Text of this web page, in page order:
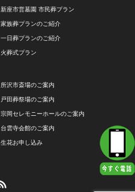
新座市営墓園 市民葬プラン
家族葬プランのご紹介
一日葬プランのご紹介
火葬式プラン
所沢市斎場のご案内
戸田葬祭場のご案内
宗岡セレモニーホールのご案内
台雲寺会館のご案内
生花お申し込み